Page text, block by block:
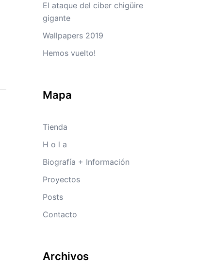
El ataque del ciber chigüire
gigante
Wallpapers 2019
Hemos vuelto!
Mapa
Tienda
H o l a
Biografía + Información
Proyectos
Posts
Contacto
Archivos